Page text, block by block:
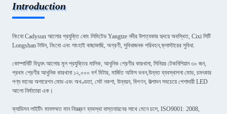
Introduction
নিংবো Cadysun আলোর প্রযুক্তি কোং লিমিটেড Yangtze নদীর উপত্যকার হৃদয়ে অবস্থিত, Cixi সিটি
Longshan টাউন, নিংবো এবং সাংহাই কাছাকাছি, অগ্রণী, সুবিধাজনক পরিবহন,ক্লাস্টারের সুবিধা.
কোম্পানিটি বিদ্যুৎ আলোর মূল প্রযুক্তির মালিক, আধুনিক শ্রেণীর কারখানা, সিনিয়র টেকনিশিয়ান ৩০ জন,
প্রথম শ্রেণীর আধুনিক কারখানা ১২,০০০ বর্গ মিটার, মার্জিত অফিস ভবন,উন্নত ব্যবস্থাপনা মোড, চমৎকার
পণ্য মানের অপারেশন মোড এবং অখণ্ডতা, সেট নকশা, উন্নয়ন, বিপণন, উত্পাদন সবচেয়ে পেশাদারী LED
আলো নির্মাতারা এক।
ক্যাডিসন লাইটিং মানসম্মত মান নিয়ন্ত্রণ ব্যবস্থা বাস্তবায়নের সাথে মেনে চলে, ISO9001: 2008,